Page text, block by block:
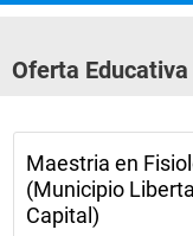
Oferta
Maestria en
(Municipio
Capital)